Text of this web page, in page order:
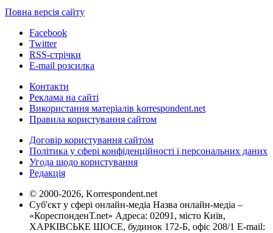
Повна версія сайту
Facebook
Twitter
RSS-стрічки
E-mail розсилка
Контакти
Реклама на сайті
Використання матеріалів korrespondent.net
Правила користування сайтом
Договір користування сайтом
Політика у сфері конфіденційності і персональних даних
Угода щодо користування
Редакція
© 2000-2026, Korrespondent.net
Суб'єкт у сфері онлайн-медіа Назва онлайн-медіа –
«КореспонденТ.net» Адреса: 02091, місто Київ,
ХАРКІВСЬКЕ ШОСЕ, будинок 172-Б, офіс 208/1 E-mail: